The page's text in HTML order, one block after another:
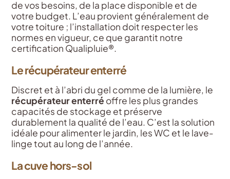
de vos besoins, de la place disponible et de
votre budget. L’eau provient généralement de
votre toiture ; l’installation doit respecter les
normes en vigueur, ce que garantit notre
certification Qualipluie®.
Le récupérateur enterré
Discret et à l’abri du gel comme de la lumière, le
récupérateur enterré offre les plus grandes
capacités de stockage et préserve
durablement la qualité de l’eau. C’est la solution
idéale pour alimenter le jardin, les WC et le lave-
linge tout au long de l’année.
La cuve hors-sol